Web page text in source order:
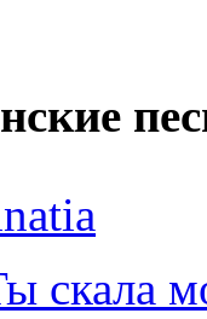
скала